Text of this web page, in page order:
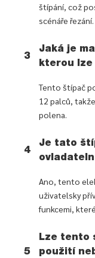
štípání, což
scénáře řezání.
3
Jaká je
kterou lze
Tento štípač
12 palců,
polena.
4
Je tato
Ano, tento
uživatelsky
funkcemi,
5
Lze tento
použití